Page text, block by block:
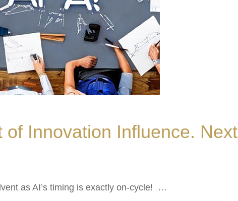
of Innovation Influence. Next
as AI’s timing is exactly on-cycle! …